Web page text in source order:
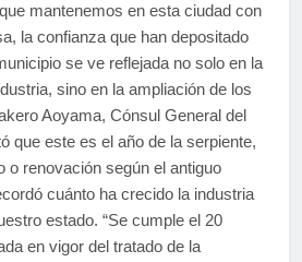
mantenemos en esta ciudad con
la confianza que han depositado
se ve reflejada no solo en la
sino en la ampliación de los
Aoyama, Cónsul General del
que este es el año de la serpiente,
o renovación según el antiguo
cuánto ha crecido la industria
estado. “Se cumple el 20
en vigor del tratado de la